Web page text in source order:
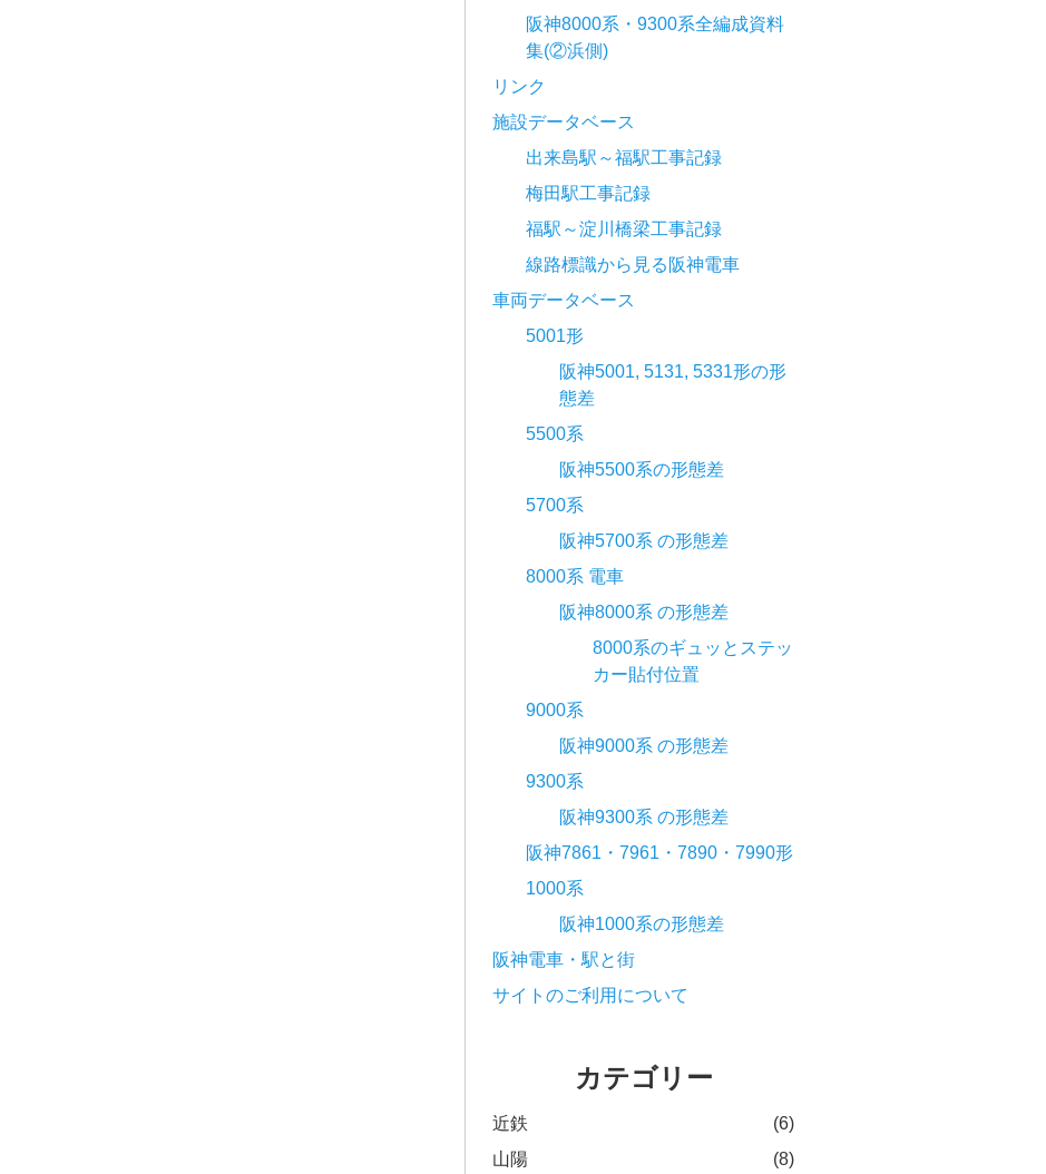
阪神8000系・9300系全編成資料
集(②浜側)
リンク
施設データベース
出来島駅～福駅工事記録
梅田駅工事記録
福駅～淀川橋梁工事記録
線路標識から見る阪神電車
車両データベース
5001形
阪神5001, 5131, 5331形の形
態差
5500系
阪神5500系の形態差
5700系
阪神5700系 の形態差
8000系 電車
阪神8000系 の形態差
8000系のギュッとステッ
カー貼付位置
9000系
阪神9000系 の形態差
9300系
阪神9300系 の形態差
阪神7861・7961・7890・7990形
1000系
阪神1000系の形態差
阪神電車・駅と街
サイトのご利用について
カテゴリー
近鉄
(6)
山陽
(8)